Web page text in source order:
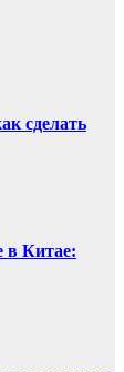
сделать
в Китае: